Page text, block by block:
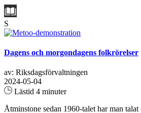
S
Dagens och morgondagens folkrörelser
av: Riksdagsförvaltningen
2024-05-04
Lästid 4 minuter
Åtminstone sedan 1960-talet har man